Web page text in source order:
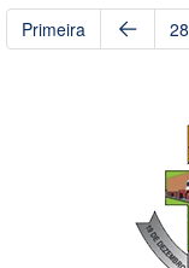
Primeira 28